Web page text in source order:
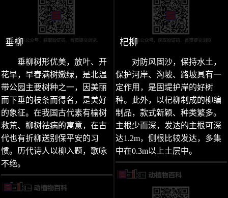
垂柳
垂柳树形优美，放叶、开
花早，早春满树嫩绿，是北温
带公园主要树种之一，因美丽
而下垂的枝条而得名，是美好
的象征。在我国古代素有榆树
救荒、柳树祛病的寓意，在古
代也有折柳送别保平安的习
惯。历代诗人以柳入题，歌咏
不绝。
杞柳
对防风固沙，保持水土，
保护河岸、沟坡、路坡具有一
定作用，是固堤护岸的好树
种。此外，以杞柳制成的柳编
制品，款式新颖、种类繁多。
主根少而深，发达的主根可深
达1.2m，侧根比较发达，多集
中在0.3m以上土层中。